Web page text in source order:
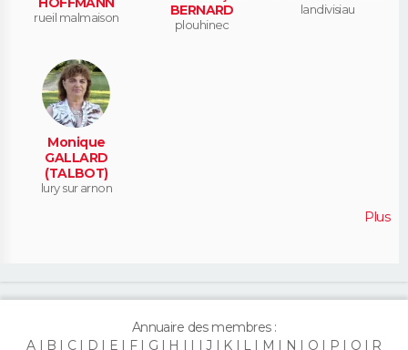
rueil malmaison
BERNARD
plouhinec
landivisiau
Monique
GALLARD
(TALBOT)
lury sur arnon
Plus
Annuaire des membres :
A
B C D E F G H I J K L M N O P Q R